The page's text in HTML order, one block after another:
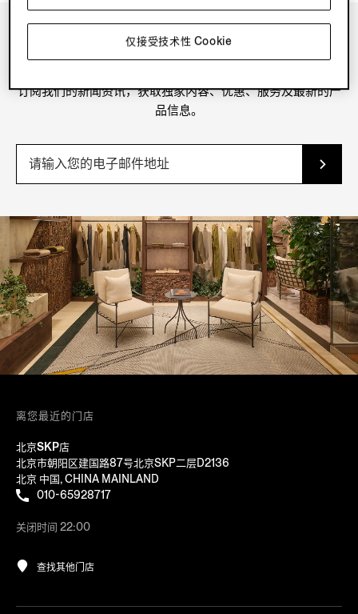
新闻资讯
订阅我们的新闻资讯，获取独家内容、优惠、服务及最新的产
品信息。
离您最近的门店
北京SKP店
北京市朝阳区建国路87号北京SKP二层D2136
北京 中国, CHINA MAINLAND
010-65928717
关闭时间 22:00
查找其他门店
仅接受技术性 Cookie